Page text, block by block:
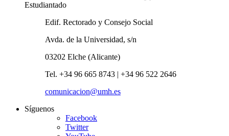
Estudiantado
Edif. Rectorado y Consejo Social
Avda. de la Universidad, s/n
03202 Elche (Alicante)
Tel. +34 96 665 8743 | +34 96 522 2646
comunicacion@umh.es
Síguenos
Facebook
Twitter